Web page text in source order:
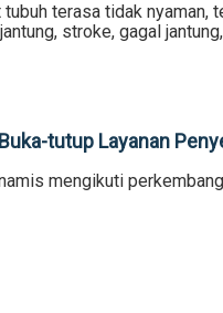
terasa tidak nyaman,
stroke, gagal
tutup Layanan
mengikuti